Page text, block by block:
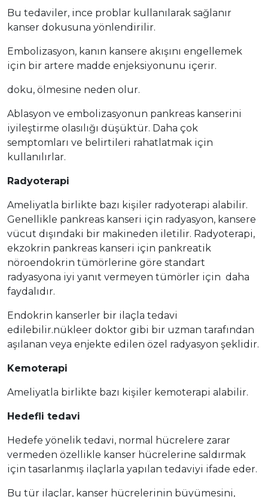
Bu tedaviler, ince problar kullanılarak sağlanır
kanser dokusuna yönlendirilir.
Embolizasyon, kanın kansere akışını engellemek
için bir artere madde enjeksiyonunu içerir.
doku, ölmesine neden olur.
Ablasyon ve embolizasyonun pankreas kanserini
iyileştirme olasılığı düşüktür. Daha çok
semptomları ve belirtileri rahatlatmak için
kullanılırlar.
Radyoterapi
Ameliyatla birlikte bazı kişiler radyoterapi alabilir.
Genellikle pankreas kanseri için radyasyon, kansere
vücut dışındaki bir makineden iletilir. Radyoterapi,
ekzokrin pankreas kanseri için pankreatik
nöroendokrin tümörlerine göre standart
radyasyona iyi yanıt vermeyen tümörler için daha
faydalıdır.
Endokrin kanserler bir ilaçla tedavi
edilebilir.nükleer doktor gibi bir uzman tarafından
aşılanan veya enjekte edilen özel radyasyon şeklidir.
Kemoterapi
Ameliyatla birlikte bazı kişiler kemoterapi alabilir.
Hedefli tedavi
Hedefe yönelik tedavi, normal hücrelere zarar
vermeden özellikle kanser hücrelerine saldırmak
için tasarlanmış ilaçlarla yapılan tedaviyi ifade eder.
Bu tür ilaçlar, kanser hücrelerinin büyümesini,